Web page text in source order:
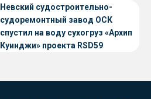
Невский судостроительно-
судоремонтный завод ОСК
спустил на воду сухогруз «Архип
Куинджи» проекта RSD59